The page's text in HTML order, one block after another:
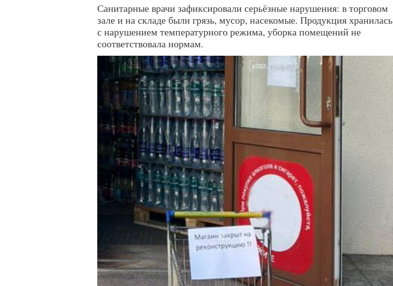
Санитарные врачи зафиксировали серьёзные нарушения: в торговом
зале и на складе были грязь, мусор, насекомые. Продукция хранилась
с нарушением температурного режима, уборка помещений не
соответствовала нормам.